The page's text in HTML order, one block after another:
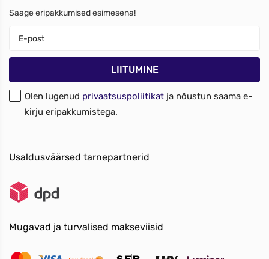
Saage eripakkumised esimesena!
Olen lugenud privaatsuspoliitikat ja nõustun saama e-
kirju eripakkumistega.
Usaldusväärsed tarnepartnerid
Mugavad ja turvalised makseviisid